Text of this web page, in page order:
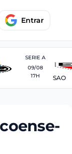
Entrar
SERIE A
09/08
17H
SAO